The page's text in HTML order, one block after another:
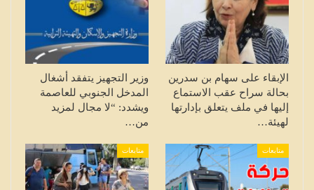
الإبقاء على سهام بن سدرين
بحالة سراح عقب الاستماع
إليها في ملف يتعلق بإدارتها
لهيئة…
وزير التجهيز يتفقد أشغال
المدخل الجنوبي للعاصمة
ويشدد: “لا مجال لمزيد
من…
متابعات متابعات